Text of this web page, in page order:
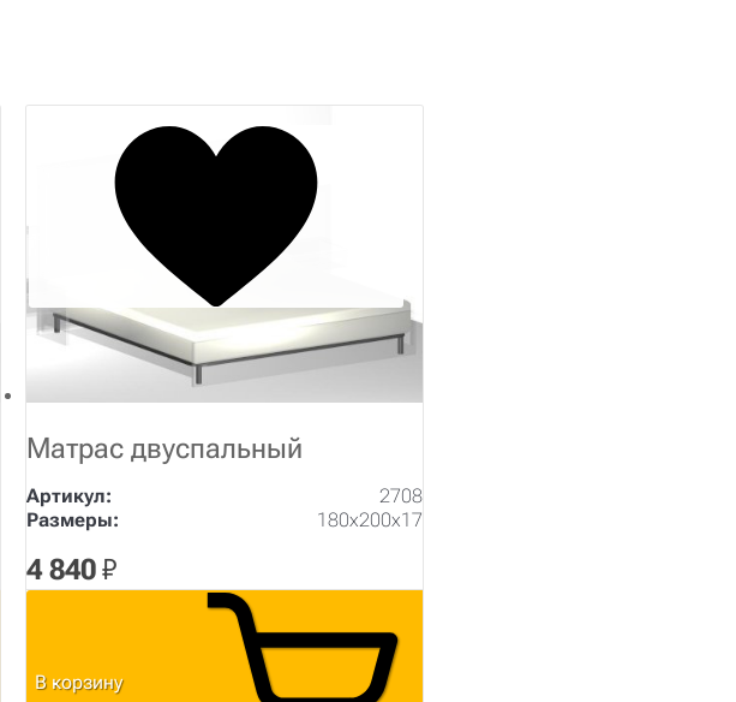
Матрас двуспальный
Артикул:
2708
Размеры:
180х200х17
4 840₽
В корзину